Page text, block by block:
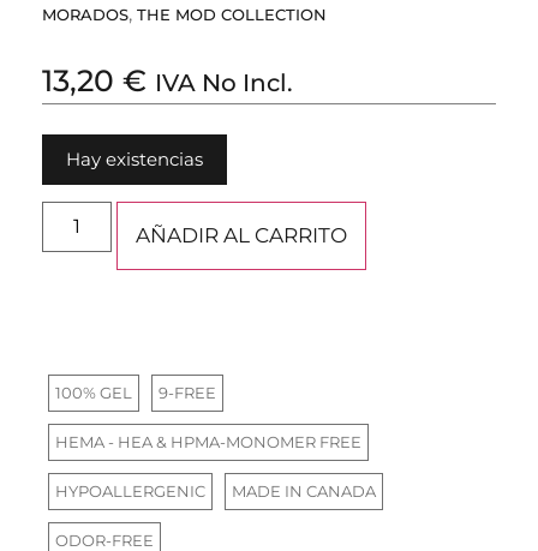
MORADOS, THE MOD COLLECTION
13,20 € IVA No Incl.
Hay existencias
AÑADIR AL CARRITO
100% GEL 9-FREE
HEMA - HEA & HPMA-MONOMER FREE
HYPOALLERGENIC MADE IN CANADA
ODOR-FREE